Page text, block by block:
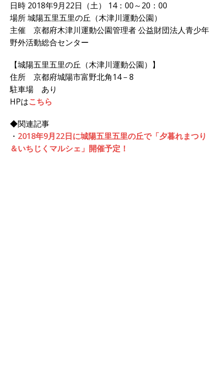
日時 2018年9月22日（土） 14：00～20：00
場所 城陽五里五里の丘（木津川運動公園）
主催 京都府木津川運動公園管理者 公益財団法人青少年
野外活動総合センター
【城陽五里五里の丘（木津川運動公園）】
住所 京都府城陽市富野北角14－8
駐車場 あり
HPはこちら
◆関連記事
・ 2018年9月22日に城陽五里五里の丘で「夕暮れまつり
＆いちじくマルシェ」開催予定！